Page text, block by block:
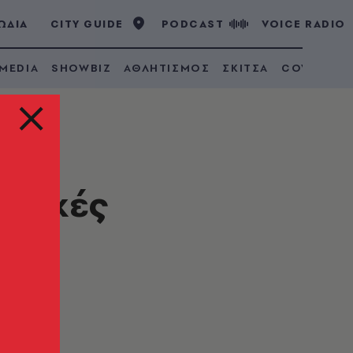
CITY GUIDE PODCAST VOICE RADIO
SHOWBIZ ΑΘΛΗΤΙΣΜΟΣ ΣΚΙΤΣΑ COVID 19